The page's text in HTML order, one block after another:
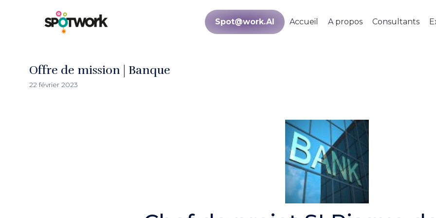
Spot@work.AI Accueil A propos Consultants
Offre de mission | Banque
22 février 2023